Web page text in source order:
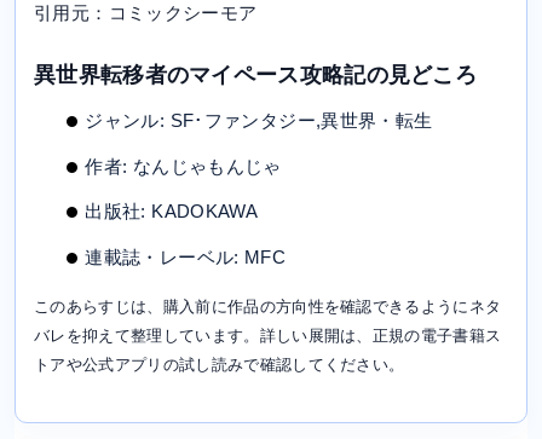
引用元：コミックシーモア
異世界転移者のマイペース攻略記の見どころ
ジャンル: SF･ファンタジー,異世界・転生
作者: なんじゃもんじゃ
出版社: KADOKAWA
連載誌・レーベル: MFC
このあらすじは、購入前に作品の方向性を確認できるようにネタ
バレを抑えて整理しています。詳しい展開は、正規の電子書籍ス
トアや公式アプリの試し読みで確認してください。